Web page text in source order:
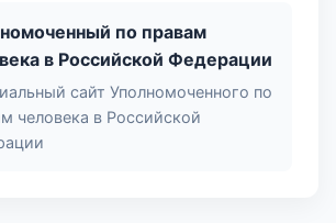
по правам
в Российской Федерации
сайт Уполномоченного по
человека в Российской